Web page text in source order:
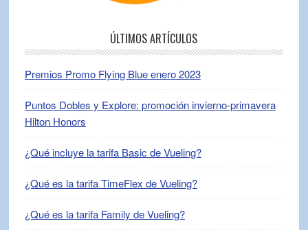
ÚLTIMOS ARTÍCULOS
Premios Promo Flying Blue enero 2023
Puntos Dobles y Explore: promoción invierno-primavera
Hilton Honors
¿Qué incluye la tarifa Basic de Vueling?
¿Qué es la tarifa TimeFlex de Vueling?
¿Qué es la tarifa Family de Vueling?